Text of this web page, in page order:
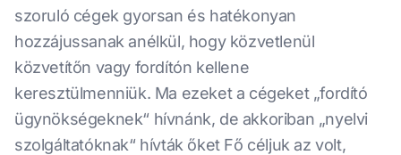
szoruló cégek gyorsan és hatékonyan
hozzájussanak anélkül, hogy közvetlenül
közvetítőn vagy fordítón kellene
keresztülmenniük. Ma ezeket a cégeket „fordító
ügynökségeknek“ hívnánk, de akkoriban „nyelvi
szolgáltatóknak“ hívták őket Fő céljuk az volt,